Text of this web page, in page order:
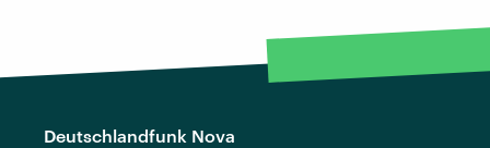
Deutschlandfunk Nova